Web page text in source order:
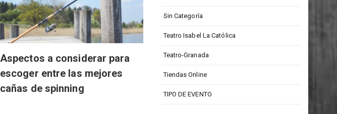
Aspectos a considerar para
escoger entre las mejores
representante de la música
Salud
Sin Categoría
Teatro Isabel La Católica
Teatro-Granada
Tiendas Online